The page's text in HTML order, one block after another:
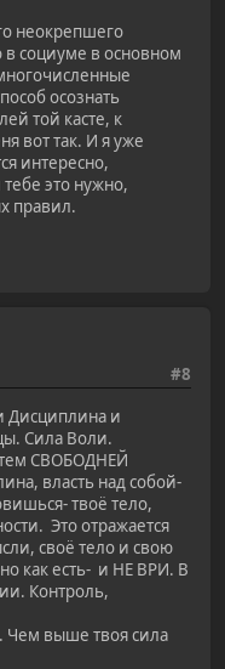
неокрепшего
в социуме в основном
осознать
той касте, к
вот так. И я уже
интересно,
это нужно,
правил.
#8
Дисциплина и
Сила Воли.
СВОБОДНЕЙ
власть над собой-
твоё тело,
Это отражается
своё тело и свою
как есть- и НЕ ВРИ. В
Контроль,
Чем выше твоя сила